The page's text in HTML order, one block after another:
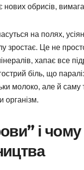
обрисів,
на полях,
зростає. Це не
хапає все
біль, що
молоко, але й
організм.
і